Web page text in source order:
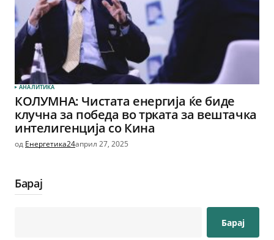
АНАЛИТИКА
КОЛУМНА: Чистата енергија ќе биде
клучна за победа во трката за вештачка
интелигенција со Кина
од Енергетика24април 27, 2025
Барај
Барај